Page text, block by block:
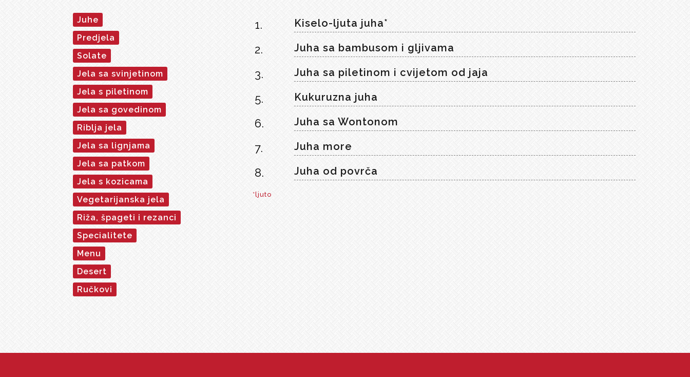
1. Kiselo-ljuta juha*
2. Juha sa bambusom i gljivama
3. Juha sa piletinom i cvijetom od jaja
5. Kukuruzna juha
6. Juha sa Wontonom
7. Juha more
8. Juha od povrča
*ljuto
Juhe
Predjela
Solate
Jela sa svinjetinom
Jela s piletinom
Jela sa govedinom
Riblja jela
Jela sa lignjama
Jela sa patkom
Jela s kozicama
Vegetarijanska jela
Riža, špageti i rezanci
Specialitete
Menu
Desert
Ručkovi